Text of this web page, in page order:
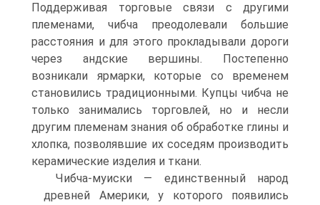
Поддерживая торговые связи с другими
племенами, чибча преодолевали большие
расстояния и для этого прокладывали дороги
через андские вер­шины. Постепенно
возникали ярмарки, которые со временем
становились традиционными. Купцы чибча не
только занимались торговлей, но и несли
другим племенам знания об обработке глины и
хлопка, позво­лявшие их соседям производить
керамические изде­лия и ткани.
Чибча-муиски — единственный народ
древней Америки, у которого появились